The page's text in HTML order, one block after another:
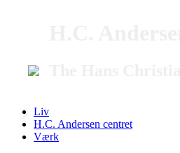
Liv
H.C. Andersen centret
Værk